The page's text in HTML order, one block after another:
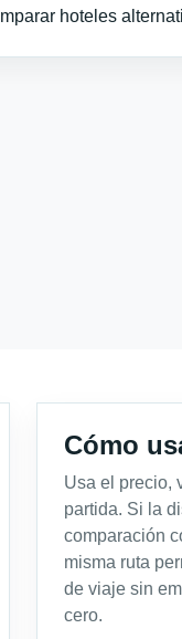
hoteles
Cómo
Usa el precio,
partida. Si la
comparación
misma ruta
de viaje sin
cero.